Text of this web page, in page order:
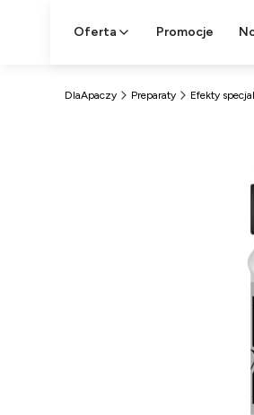
Oferta Promocje
DlaApaczy Preparaty Efekty